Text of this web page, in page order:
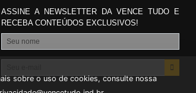
ASSINE A NEWSLETTER DA VENCE TUDO E
RECEBA CONTEÚDOS EXCLUSIVOS!
* Seu nome
sobre o uso de cookies, consulte nossa